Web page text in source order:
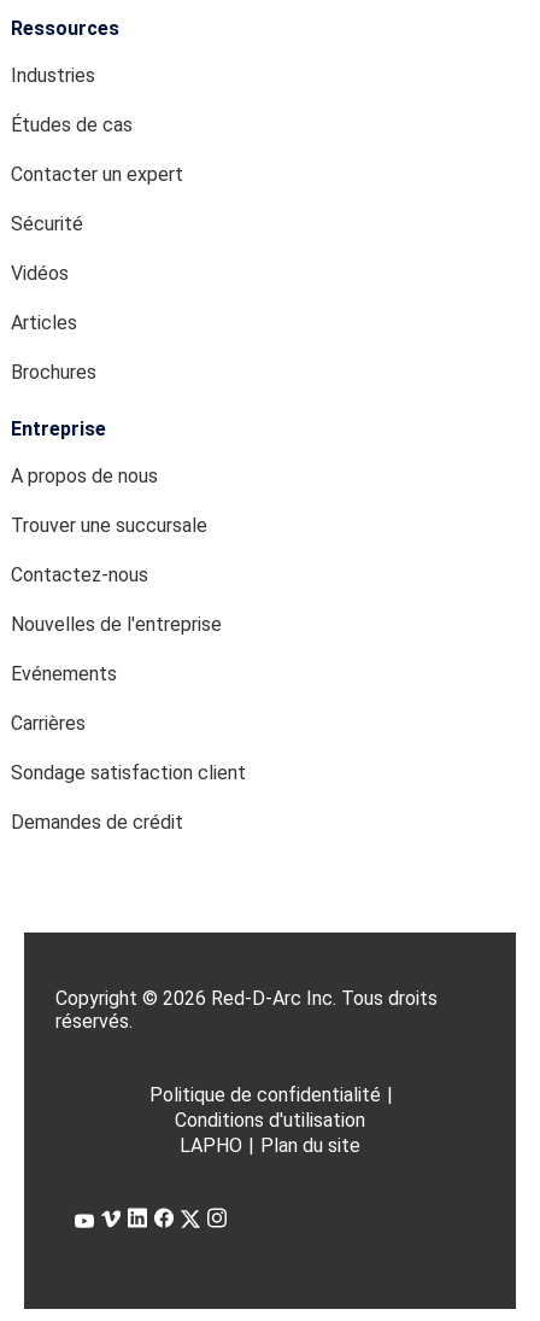
Ressources
Industries
Études de cas
Contacter un expert
Sécurité
Vidéos
Articles
Brochures
Entreprise
A propos de nous
Trouver une succursale
Contactez-nous
Nouvelles de l'entreprise
Evénements
Carrières
Sondage satisfaction client
Demandes de crédit
Copyright © 2026 Red-D-Arc Inc. Tous droits
réservés.
Politique de confidentialité |
Conditions d'utilisation
LAPHO | Plan du site